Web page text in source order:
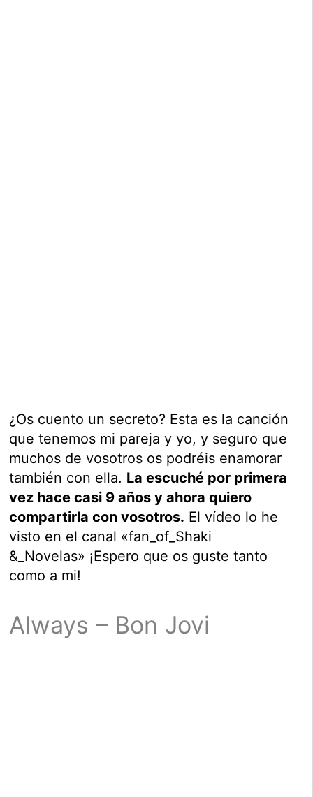
¿Os cuento un secreto? Esta es la canción
que tenemos mi pareja y yo, y seguro que
muchos de vosotros os podréis enamorar
también con ella. La escuché por primera
vez hace casi 9 años y ahora quiero
compartirla con vosotros. El vídeo lo he
visto en el canal «fan_of_Shaki
&_Novelas» ¡Espero que os guste tanto
como a mi!
Always – Bon Jovi